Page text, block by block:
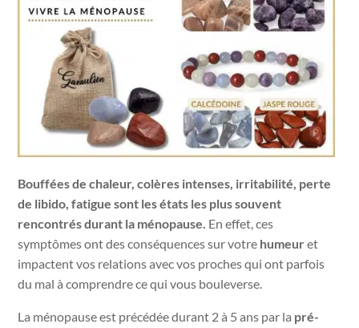
Bouffées de chaleur, colères intenses, irritabilité, perte
de libido, fatigue sont les états les plus souvent
rencontrés durant la ménopause. En effet, ces
symptômes ont des conséquences sur votre humeuret
impactent vos relations avec vos proches qui ont parfois
du mal à comprendre ce qui vous bouleverse.
La ménopause est précédée durant 2 à 5 ans par la pré-